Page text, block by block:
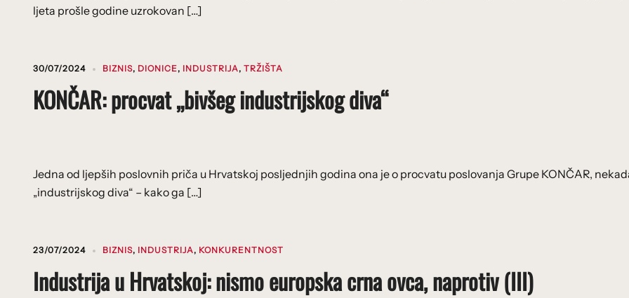
ljeta prošle godine uzrokovan […]
30/07/2024 BIZNIS, DIONICE, INDUSTRIJA, TRŽIŠTA
KONČAR: procvat „bivšeg industrijskog diva“
Jedna od ljepših poslovnih priča u Hrvatskoj posljednjih godina ona je o procvatu poslovanja Grupe KONČAR,
„industrijskog diva“ – kako ga […]
23/07/2024 BIZNIS, INDUSTRIJA, KONKURENTNOST
Industrija u Hrvatskoj: nismo europska crna ovca, naprotiv (III)